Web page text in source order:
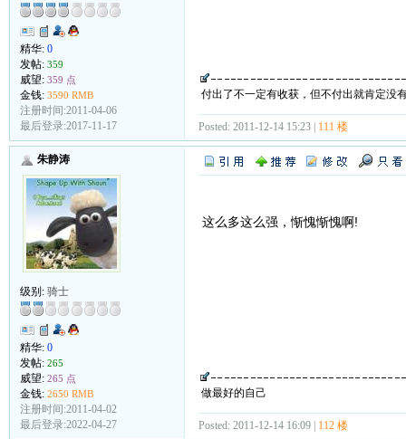
精华: 0
发帖: 359
威望: 359 点
金钱: 3590 RMB
注册时间:2011-04-06
最后登录:2017-11-17
付出了不一定有收获，但不付出就肯定没
Posted: 2011-12-14 15:23 | 111 楼
朱静涛
级别: 骑士
精华: 0
发帖: 265
威望: 265 点
金钱: 2650 RMB
注册时间:2011-04-02
最后登录:2022-04-27
这么多这么强，惭愧惭愧啊!
做最好的自己
Posted: 2011-12-14 16:09 | 112 楼